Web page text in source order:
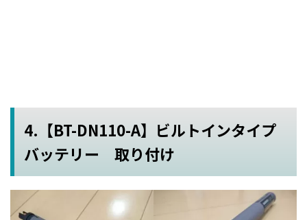
4.【BT-DN110-A】ビルトインタイプ
バッテリー 取り付け